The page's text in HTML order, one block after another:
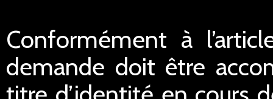
Conformément à
demande doit être